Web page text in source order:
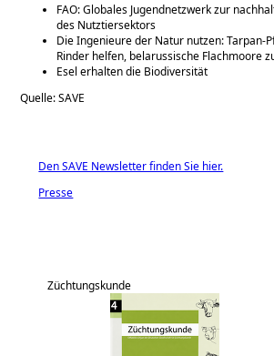
FAO: Globales Jugendnetzwerk zur
des Nutztiersektors
Die Ingenieure der Natur nutzen: Tarpan-
Rinder helfen, belarussische Flachmoore
Esel erhalten die Biodiversität
Quelle: SAVE
Den SAVE Newsletter finden Sie hier.
Presse
Züchtungskunde